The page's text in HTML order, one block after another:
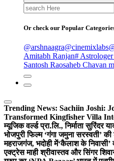
Search
for:
Or check our Popular
@arshnaagra@cinemixlabs
Amitabh Ranjan#
Santosh Raosaheb Chavan
Trending News: Sachiin Joshi:
Transformed Kingfisher Villa
म्यूजिक वर्ल्ड प्रा.लि., निर्माता सुरिंदर
भोजपुरी फिल्म ‘गंगा जमुना सरस्वती’
महराजगंज, भदोही में‘कैलाश के निवासी’
एक्ट्रेस माही श्रीवास्तव और सिंगर